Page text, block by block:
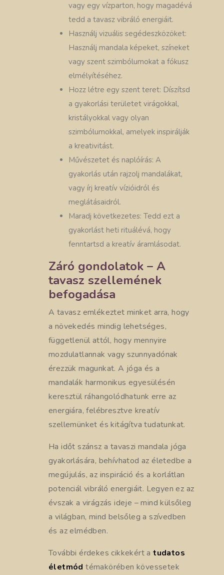
vagy egy vízparton, hogy magadévá
tedd a tavasz vibráló energiáit.
Használj vizuális segédeszközöket:
Használj mandala képeket, színeket
vagy szent szimbólumokat a fókusz
elmélyítéséhez.
Hozz létre egy szent teret: Díszítsd
a gyakorlási területet virágokkal,
kristályokkal vagy olyan
szimbólumokkal, amelyek inspirálják
a kreativitást.
Művészetet és naplóírás: A
gyakorlás után rajzolj mandalákat,
vagy írj kreatív vízióidról és
meglátásaidról.
Maradj következetes: Tedd ezt a
gyakorlást heti rituálévá, hogy
fenntartsd a kreatív áramlásodat.
Záró gondolatok – A
tavasz szellemének
befogadása
A tavasz emlékeztet minket arra, hogy
a növekedés mindig lehetséges,
függetlenül attól, hogy mennyire
mozdulatlannak vagy szunnyadónak
érezzük magunkat. A jóga és a
mandalák harmonikus egyesülésén
keresztül ráhangolódhatunk erre az
energiára, felébresztve kreatív
szellemünket és kitágítva tudatunkat.
Ha időt szánsz a tavaszi mandala jóga
gyakorlására, behívhatod az életedbe a
megújulás, az inspiráció és a korlátlan
potenciál vibráló energiáit. Legyen ez az
évszak a virágzás ideje – mind külsőleg
a világban, mind belsőleg a szívedben
és az elmédben.
További érdekes cikkekért atudatos
életmód témakörében kövessetek